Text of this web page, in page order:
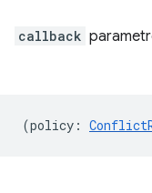
callback
(policy :